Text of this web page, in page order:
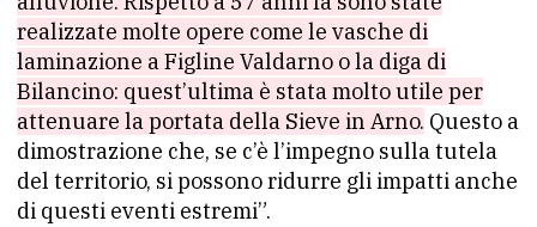
realizzate molte opere come le vasche di
laminazione a Figline Valdarno o la diga di
Bilancino: quest’ultima è stata molto utile per
attenuare la portata della Sieve in Arno. Questo a
dimostrazione che, se c’è l’impegno sulla tutela
del territorio, si possono ridurre gli impatti anche
di questi eventi estremi”.